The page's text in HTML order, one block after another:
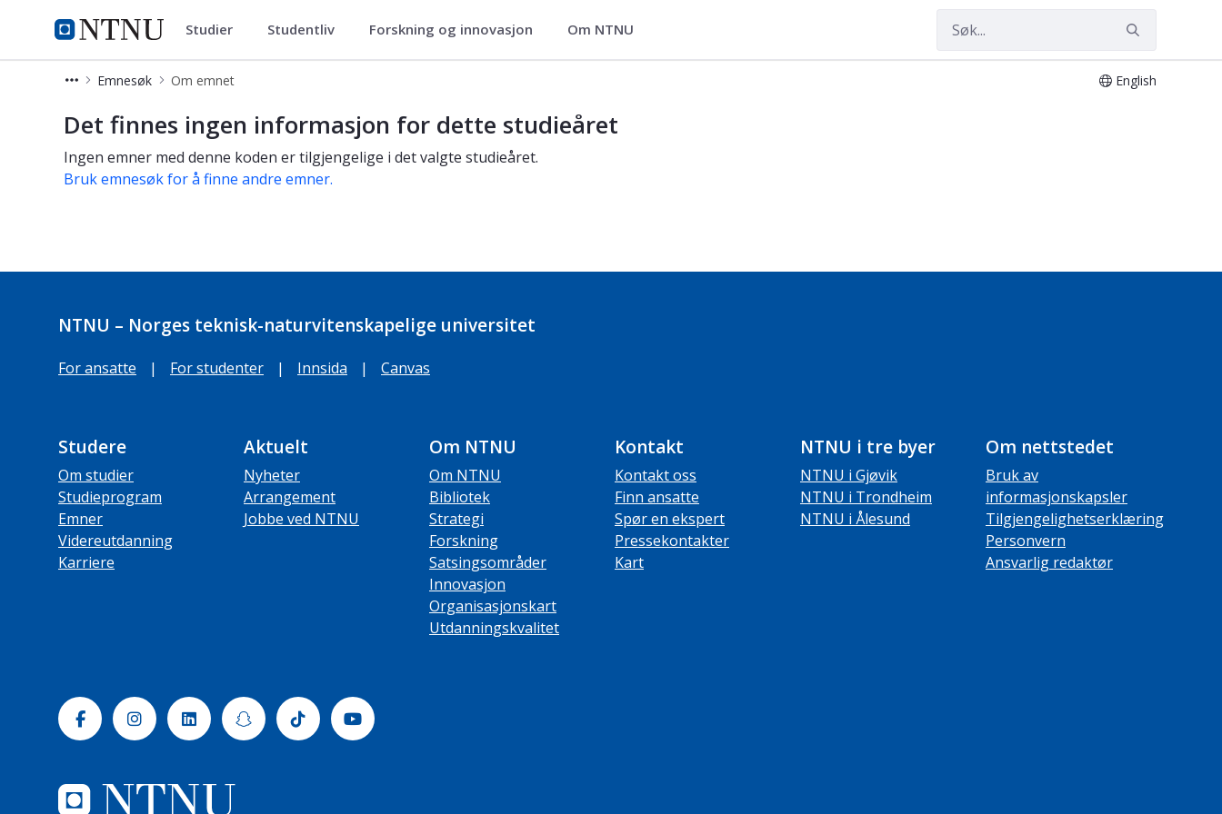
NTNU Hjemmeside
Studier Studier Studentliv Forskning og innovasjon Om NTNU
Emnesøk Om emnet English
Om emnetDet finnes ingen informasjon for dette studieåret
Ingen emner med denne koden er tilgjengelige i det valgte studieåret.
Bruk emnesøk for å finne andre emner.
NTNU – Norges teknisk-naturvitenskapelige universitet
For ansatte | For studenter | Innsida | Canvas
Studere
Om studier
Studieprogram
Emner
Videreutdanning
Karriere
Aktuelt
Nyheter
Arrangement
Jobbe ved NTNU
Om NTNU
Om NTNU
Bibliotek
Strategi
Forskning
Satsingsområder
Innovasjon
Organisasjonskart
Utdanningskvalitet
Kontakt
Kontakt oss
Finn ansatte
Spør en ekspert
Pressekontakter
Kart
NTNU i tre byer
NTNU i Gjøvik
NTNU i Trondheim
NTNU i Ålesund
Om nettstedet
Bruk av
informasjonskapsler
Tilgjengelighetserklæring
Personvern
Ansvarlig redaktør
FacebookInstagramLinkedinSnapchatTiktok Youtube